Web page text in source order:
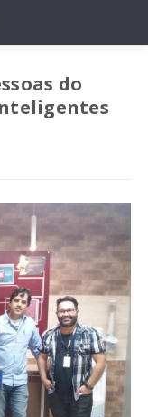
do